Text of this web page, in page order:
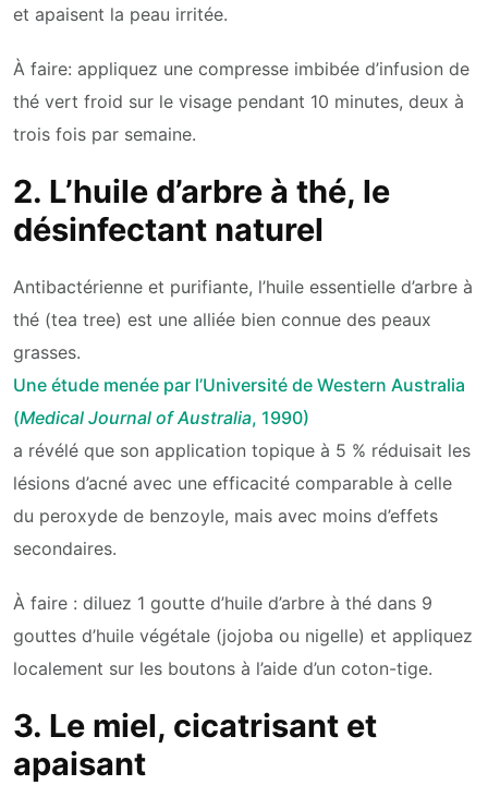
et apaisent la peau irritée.
À faire: appliquez une compresse imbibée d’infusion de
thé vert froid sur le visage pendant 10 minutes, deux à
trois fois par semaine.
2. L’huile d’arbre à thé, le
désinfectant naturel
Antibactérienne et purifiante, l’huile essentielle d’arbre à
thé (tea tree) est une alliée bien connue des peaux
grasses.
Une étude menée par l’Université de Western Australia
(Medical Journal of Australia, 1990)
a révélé que son application topique à 5 % réduisait les
lésions d’acné avec une efficacité comparable à celle
du peroxyde de benzoyle, mais avec moins d’effets
secondaires.
À faire : diluez 1 goutte d’huile d’arbre à thé dans 9
gouttes d’huile végétale (jojoba ou nigelle) et appliquez
localement sur les boutons à l’aide d’un coton-tige.
3. Le miel, cicatrisant et
apaisant